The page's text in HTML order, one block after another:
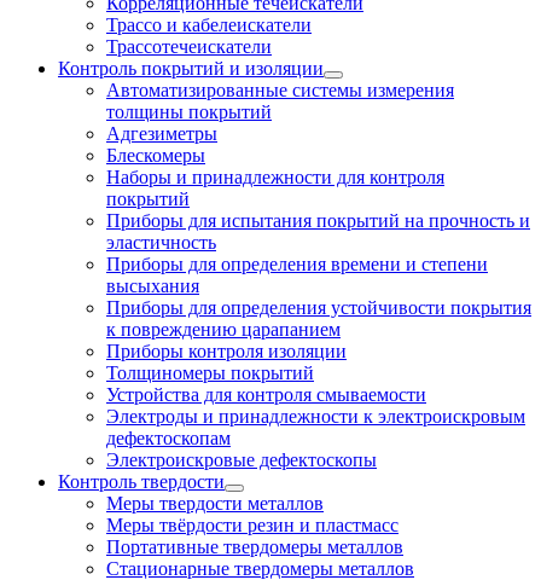
Трассо и кабелеискатели
Трассотечеискатели
Контроль покрытий и изоляции
Автоматизированные системы измерения
толщины покрытий
Адгезиметры
Блескомеры
Наборы и принадлежности для контроля
покрытий
Приборы для испытания покрытий на прочность и
эластичность
Приборы для определения времени и степени
высыхания
Приборы для определения устойчивости покрытия
к повреждению царапанием
Приборы контроля изоляции
Толщиномеры покрытий
Устройства для контроля смываемости
Электроды и принадлежности к электроискровым
дефектоскопам
Электроискровые дефектоскопы
Контроль твердости
Меры твердости металлов
Меры твёрдости резин и пластмасс
Портативные твердомеры металлов
Стационарные твердомеры металлов